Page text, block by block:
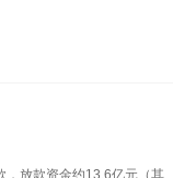
，放款资金约13.6亿元（其